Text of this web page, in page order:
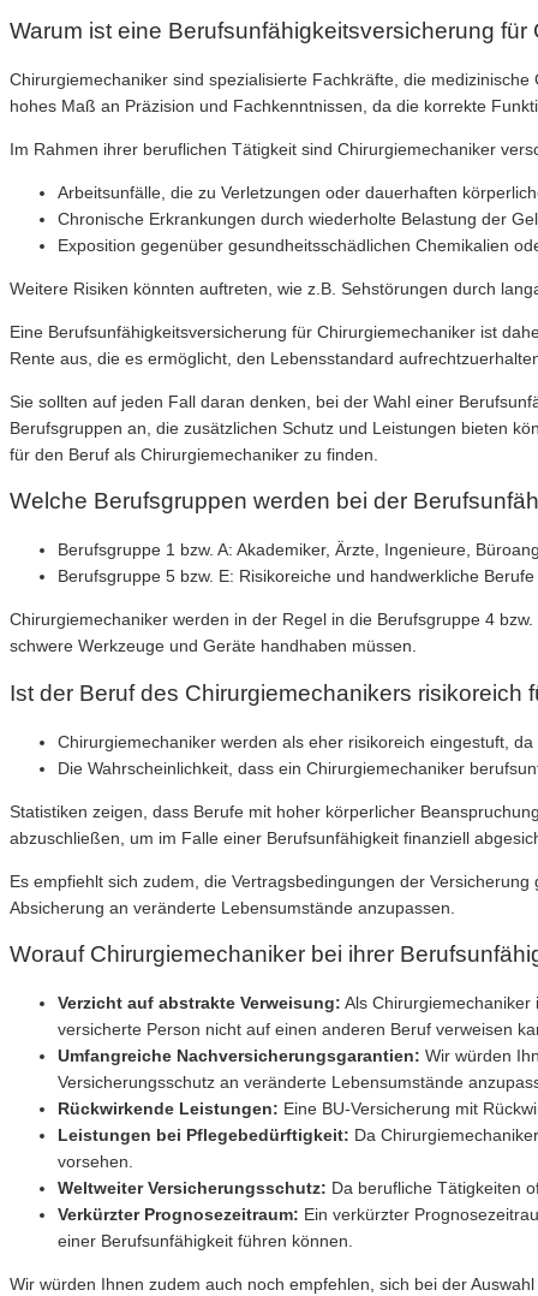
Warum ist eine Berufsunfähigkeitsversicherung
Chirurgiemechaniker sind spezialisierte Fachkräfte, die
hohes Maß an Präzision und Fachkenntnissen, da die korrekte
Im Rahmen ihrer beruflichen Tätigkeit sind Chirurgiemechaniker
Arbeitsunfälle, die zu Verletzungen oder dauerhaften
Chronische Erkrankungen durch wiederholte Belastung der
Exposition gegenüber gesundheitsschädlichen Chemikalien
Weitere Risiken könnten auftreten, wie z.B. Sehstörungen durch
Eine Berufsunfähigkeitsversicherung für Chirurgiemechaniker ist
Rente aus, die es ermöglicht, den Lebensstandard
Sie sollten auf jeden Fall daran denken, bei der Wahl einer
Berufsgruppen an, die zusätzlichen Schutz und Leistungen bieten
für den Beruf als Chirurgiemechaniker zu finden.
Welche Berufsgruppen werden bei der
Berufsgruppe 1 bzw. A: Akademiker, Ärzte, Ingenieure,
Berufsgruppe 5 bzw. E: Risikoreiche und handwerkliche
Chirurgiemechaniker werden in der Regel in die Berufsgruppe 4
schwere Werkzeuge und Geräte handhaben müssen.
Ist der Beruf des Chirurgiemechanikers risikoreich
Chirurgiemechaniker werden als eher risikoreich eingestuft,
Die Wahrscheinlichkeit, dass ein Chirurgiemechaniker
Statistiken zeigen, dass Berufe mit hoher körperlicher
abzuschließen, um im Falle einer Berufsunfähigkeit finanziell
Es empfiehlt sich zudem, die Vertragsbedingungen der
Absicherung an veränderte Lebensumstände anzupassen.
Worauf Chirurgiemechaniker bei ihrer
Verzicht auf abstrakte Verweisung: Als Chirurgiemechaniker
versicherte Person nicht auf einen anderen Beruf verweisen
Umfangreiche Nachversicherungsgarantien: Wir würden
Versicherungsschutz an veränderte Lebensumstände
Rückwirkende Leistungen: Eine BU-Versicherung mit
Leistungen bei Pflegebedürftigkeit: Da
vorsehen.
Weltweiter Versicherungsschutz: Da berufliche Tätigkeiten
Verkürzter Prognosezeitraum: Ein verkürzter
einer Berufsunfähigkeit führen können.
Wir würden Ihnen zudem auch noch empfehlen, sich bei der